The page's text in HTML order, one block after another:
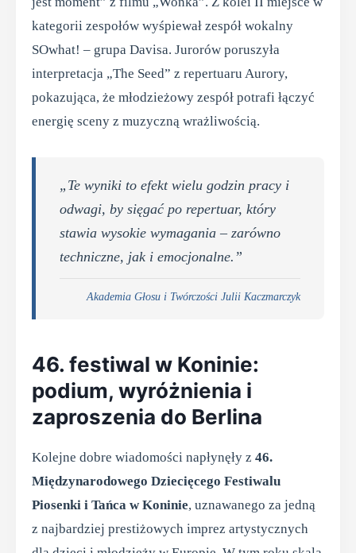
kategorii zespołów wyśpiewał zespół wokalny
SOwhat! – grupa Davisa. Jurorów poruszyła
interpretacja „The Seed” z repertuaru Aurory,
pokazująca, że młodzieżowy zespół potrafi łączyć
energię sceny z muzyczną wrażliwością.
„Te wyniki to efekt wielu godzin pracy i
odwagi, by sięgać po repertuar, który
stawia wysokie wymagania – zarówno
techniczne, jak i emocjonalne.”
Akademia Głosu i Twórczości Julii Kaczmarczyk
46. festiwal w Koninie:
podium, wyróżnienia i
zaproszenia do Berlina
Kolejne dobre wiadomości napłynęły z 46.
Międzynarodowego Dziecięcego Festiwalu
Piosenki i Tańca w Koninie, uznawanego za jedną
z najbardziej prestiżowych imprez artystycznych